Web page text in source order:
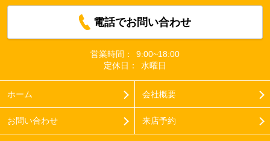
電話でお問い合わせ
営業時間：
9:00~18:00
定休日：
水曜日
ホーム 会社概要
お問い合わせ 来店予約